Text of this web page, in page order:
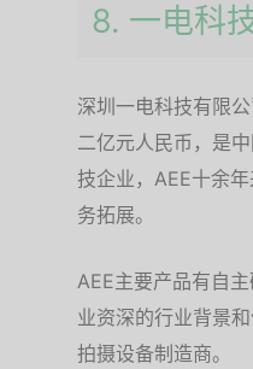
8. 一电科
深圳一电科技有限
二亿元人民币，是
技企业，AEE十余
务拓展。
AEE主要产品有自
业资深的行业背景
拍摄设备制造商。